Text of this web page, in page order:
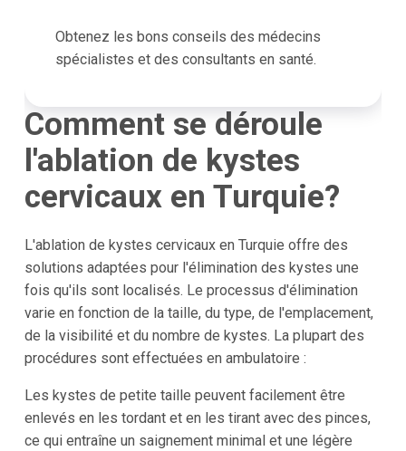
Obtenez les bons conseils des médecins
spécialistes et des consultants en santé.
Comment se déroule
l'ablation de kystes
cervicaux en Turquie?
L'ablation de kystes cervicaux en Turquie offre des
solutions adaptées pour l'élimination des kystes une
fois qu'ils sont localisés. Le processus d'élimination
varie en fonction de la taille, du type, de l'emplacement,
de la visibilité et du nombre de kystes. La plupart des
procédures sont effectuées en ambulatoire :
Les kystes de petite taille peuvent facilement être
enlevés en les tordant et en les tirant avec des pinces,
ce qui entraîne un saignement minimal et une légère